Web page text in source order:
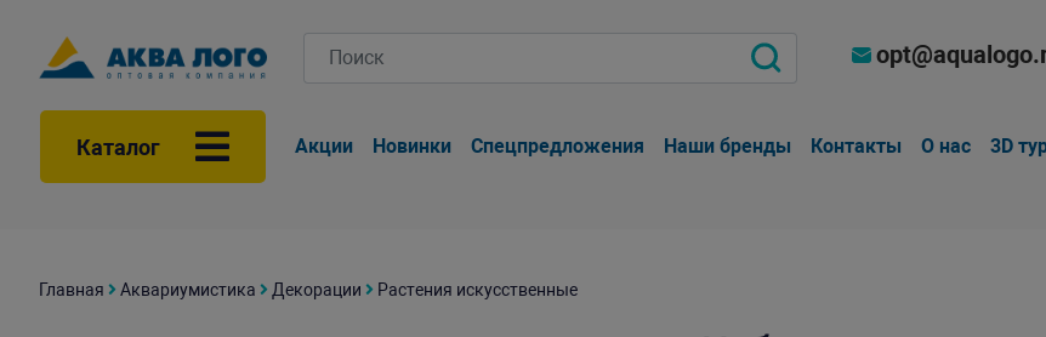
Каталог Акции Новинки Спецпредложения Наши бренды Контакты О нас 3D
Главная Аквариумистика Декорации Растения искусственные